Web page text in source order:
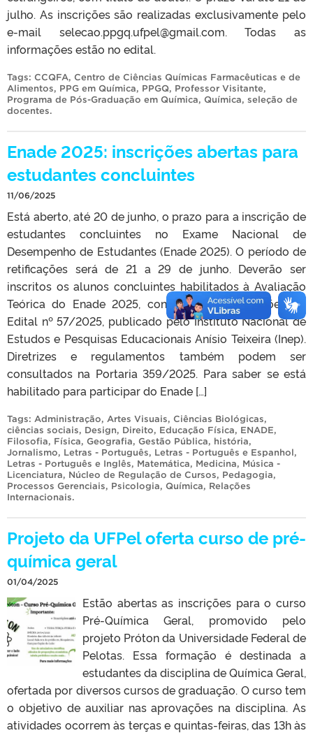
julho. As inscrições são realizadas exclusivamente pelo
e-mail selecao.ppgq.ufpel@gmail.com. Todas as
informações estão no edital.
Tags: CCQFA, Centro de Ciências Químicas Farmacêuticas e de
Alimentos, PPG em Química, PPGQ, Professor Visitante,
Programa de Pós-Graduação em Química, Química, seleção de
docentes.
Enade 2025: inscrições abertas para
estudantes concluintes
11/06/2025
Está aberto, até 20 de junho, o prazo para a inscrição de
estudantes concluintes no Exame Nacional de
Desempenho de Estudantes (Enade 2025). O período de
retificações será de 21 a 29 de junho. Deverão ser
inscritos os alunos concluintes habilitados à Avaliação
Teórica do Enade 2025, conforme as orientações do
Edital nº 57/2025, publicado pelo Instituto Nacional de
Estudos e Pesquisas Educacionais Anísio Teixeira (Inep).
Diretrizes e regulamentos também podem ser
consultados na Portaria 359/2025. Para saber se está
habilitado para participar do Enade […]
Tags: Administração, Artes Visuais, Ciências Biológicas,
ciências sociais, Design, Direito, Educação Física, ENADE,
Filosofia, Física, Geografia, Gestão Pública, história,
Jornalismo, Letras - Português, Letras - Português e Espanhol,
Letras - Português e Inglês, Matemática, Medicina, Música -
Licenciatura, Núcleo de Regulação de Cursos, Pedagogia,
Processos Gerenciais, Psicologia, Química, Relações
Internacionais.
Projeto da UFPel oferta curso de pré-
química geral
01/04/2025
Estão abertas as inscrições para o curso
Pré-Química Geral, promovido pelo
projeto Próton da Universidade Federal de
Pelotas. Essa formação é destinada a
estudantes da disciplina de Química Geral,
ofertada por diversos cursos de graduação. O curso tem
o objetivo de auxiliar nas aprovações na disciplina. As
atividades ocorrem às terças e quintas-feiras, das 13h às